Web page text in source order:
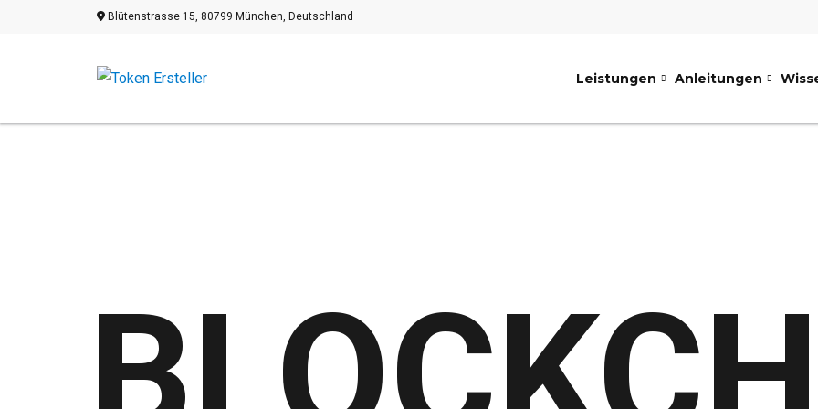
Blütenstrasse 15, 80799 München, Deutschland
Leistungen Anleitungen